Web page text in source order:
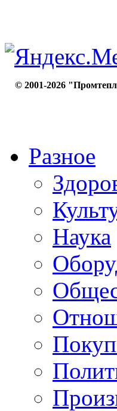
© 2001-2026
Разное
Наука